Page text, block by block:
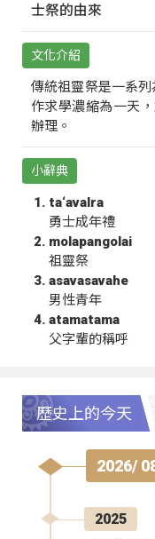
士祭的由來
文化介紹
傳統祖靈祭是一系
作求學濃縮為一天
辦理。
小辭典
ta‘avalra
勇士成年禮
molapangolai
祖靈祭
asavasavahe
男性青年
atamatama
父字輩的稱呼
歷史上的今天
2026/
2025